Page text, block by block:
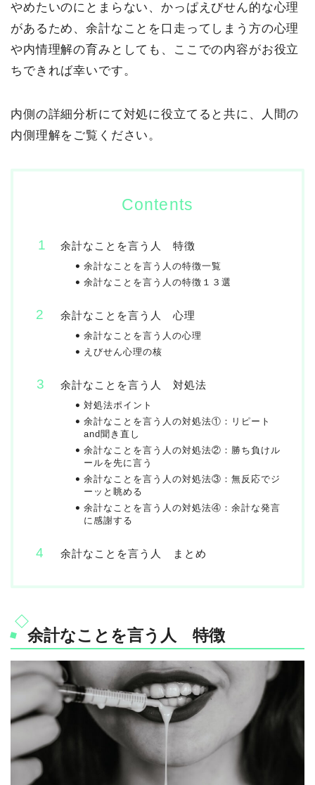
やめたいのにとまらない、かっぱえびせん的な心理
があるため、余計なことを口走ってしまう方の心理
や内情理解の育みとしても、ここでの内容がお役立
ちできれば幸いです。
内側の詳細分析にて対処に役立てると共に、人間の
内側理解をご覧ください。
Contents
余計なことを言う人 特徴
余計なことを言う人の特徴一覧
余計なことを言う人の特徴１３選
余計なことを言う人 心理
余計なことを言う人の心理
えびせん心理の核
余計なことを言う人 対処法
対処法ポイント
余計なことを言う人の対処法①：リピート
and聞き直し
余計なことを言う人の対処法②：勝ち負けル
ールを先に言う
余計なことを言う人の対処法③：無反応でジ
ーッと眺める
余計なことを言う人の対処法④：余計な発言
に感謝する
余計なことを言う人 まとめ
余計なことを言う人 特徴